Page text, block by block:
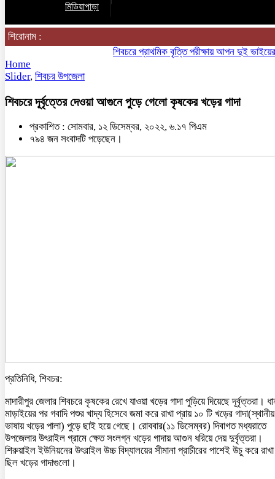
মিডিয়াপাড়া
শিরোনাম :
শিবচরে প্রাথমিক বৃত্তি পরীক্ষায় আপন দুই ভাইয়ের
Home
Slider, শিবচর উপজেলা
শিবচরে দূর্বৃত্তের দেওয়া আগুনে পুড়ে গেলো কৃষকের খড়ের গাদা
প্রকাশিত : সোমবার, ১২ ডিসেম্বর, ২০২২, ৬.১৭ পিএম
৭৯৪ জন সংবাদটি পড়েছেন।
প্রতিনিধি, শিবচর:
মাদারীপুর জেলার শিবচরে কৃষকের রেখে যাওয়া খড়ের গাদা পুড়িয়ে দিয়েছে দূর্বৃত্তরা।
মাড়াইয়ের পর গবাদি পশুর খাদ্য হিসেবে জমা করে রাখা প্রায় ১০ টি খড়ের গাদা(স্থানীয়
ভাষায় খড়ের পালা) পুড়ে ছাই হয়ে গেছে। রোববার(১১ ডিসেম্বর) দিবাগত মধ্যরাতে
উপজেলার উৎরাইল গ্রামে ক্ষেত সংলগ্ন খড়ের গাদায় আগুন ধরিয়ে দেয় দুর্বৃত্তরা।
শিরুয়াইল ইউনিয়নের উৎরাইল উচ্চ বিদ্যালয়ের সীমানা প্রাচীরের পাশেই উচু করে রাখা
ছিল খড়ের গাদাগুলো।